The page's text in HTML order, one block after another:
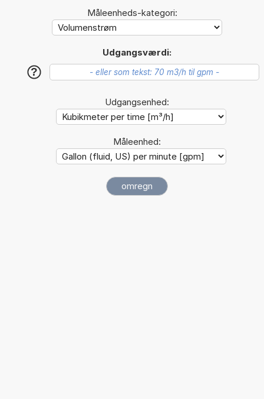
Måleenheds-kategori:
Udgangsværdi:
?
Udgangsenhed:
Måleenhed: